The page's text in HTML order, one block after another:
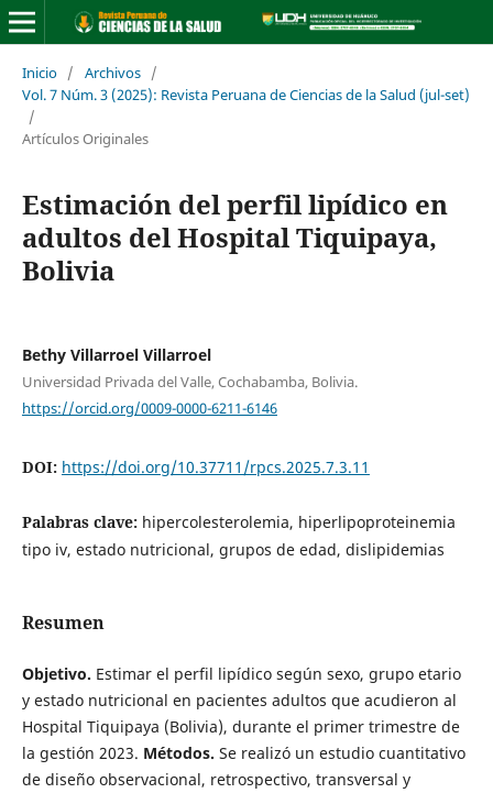
Inicio / Archivos /
Vol. 7 Núm. 3 (2025): Revista Peruana de Ciencias de la Salud (jul-set)
/
Artículos Originales
Estimación del perfil lipídico en
adultos del Hospital Tiquipaya,
Bolivia
Bethy Villarroel Villarroel
Universidad Privada del Valle, Cochabamba, Bolivia.
https://orcid.org/0009-0000-6211-6146
DOI: https://doi.org/10.37711/rpcs.2025.7.3.11
Palabras clave: hipercolesterolemia, hiperlipoproteinemia
tipo iv, estado nutricional, grupos de edad, dislipidemias
Resumen
Objetivo. Estimar el perfil lipídico según sexo, grupo etario
y estado nutricional en pacientes adultos que acudieron al
Hospital Tiquipaya (Bolivia), durante el primer trimestre de
la gestión 2023. Métodos. Se realizó un estudio cuantitativo
de diseño observacional, retrospectivo, transversal y